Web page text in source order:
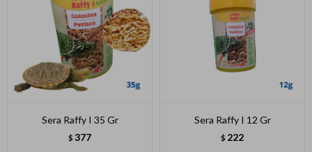
Sera Raffy I 35 Gr
$ 377
Sera Raffy I 12 Gr
$ 222